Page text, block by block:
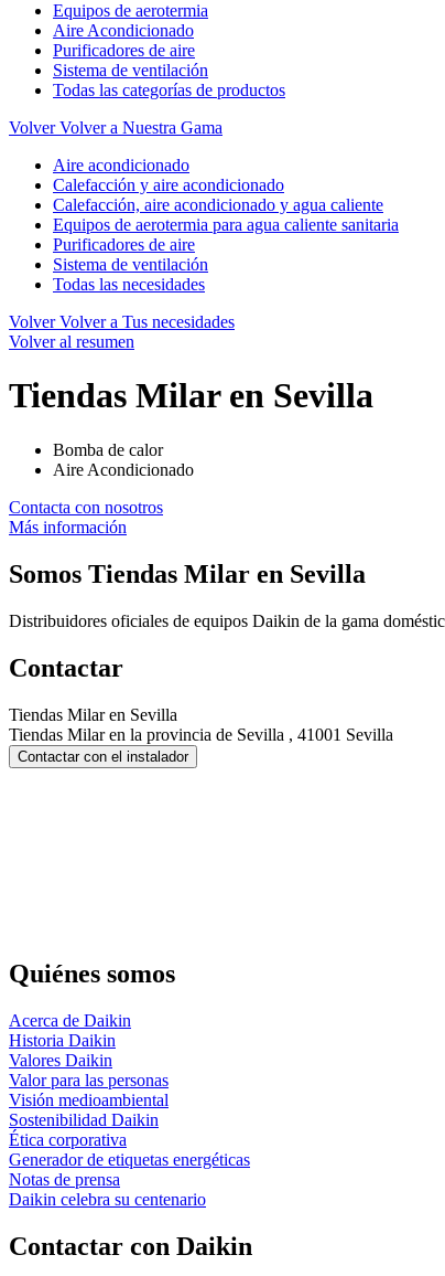
Equipos de aerotermia
Aire Acondicionado
Purificadores de aire
Sistema de ventilación
Todas las categorías de productos
Volver Volver a Nuestra Gama
Aire acondicionado
Calefacción y aire acondicionado
Calefacción, aire acondicionado y agua caliente
Equipos de aerotermia para agua caliente sanitaria
Purificadores de aire
Sistema de ventilación
Todas las necesidades
Volver Volver a Tus necesidades
Volver al resumen
Tiendas Milar en Sevilla
Bomba de calor
Aire Acondicionado
Contacta con nosotros
Más información
Somos Tiendas Milar en Sevilla
Distribuidores oficiales de equipos Daikin de la gama
Contactar
Tiendas Milar en Sevilla
Tiendas Milar en la provincia de Sevilla , 41001 Sevilla
Contactar con el instalador
Quiénes somos
Acerca de Daikin
Historia Daikin
Valores Daikin
Valor para las personas
Visión medioambiental
Sostenibilidad Daikin
Ética corporativa
Generador de etiquetas energéticas
Notas de prensa
Daikin celebra su centenario
Contactar con Daikin